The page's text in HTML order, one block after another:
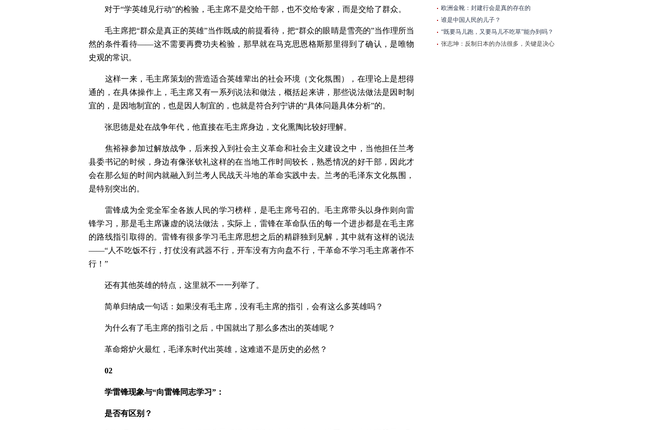
欧洲金靴：封建行会是真的存在的
谁是中国人民的儿子？
“既要马儿跑，又要马儿不吃草”能办到吗？
张志坤：反制日本的办法很多，关键是决心
对于“学英雄见行动”的检验，毛主席不是交给干部，也不交给专家，而是交给了群众。
毛主席把“群众是真正的英雄”当作既成的前提看待，把“群众的眼睛是雪亮的”当作理所当
然的条件看待——这不需要再费功夫检验，那早就在马克思恩格斯那里得到了确认，是唯物
史观的常识。
这样一来，毛主席策划的营造适合英雄辈出的社会环境（文化氛围），在理论上是想得
通的，在具体操作上，毛主席又有一系列说法和做法，概括起来讲，那些说法做法是因时制
宜的，是因地制宜的，也是因人制宜的，也就是符合列宁讲的“具体问题具体分析”的。
张思德是处在战争年代，他直接在毛主席身边，文化熏陶比较好理解。
焦裕禄参加过解放战争，后来投入到社会主义革命和社会主义建设之中，当他担任兰考
县委书记的时候，身边有像张钦礼这样的在当地工作时间较长，熟悉情况的好干部，因此才
会在那么短的时间内就融入到兰考人民战天斗地的革命实践中去。兰考的毛泽东文化氛围，
是特别突出的。
雷锋成为全党全军全各族人民的学习榜样，是毛主席号召的。毛主席带头以身作则向雷
锋学习，那是毛主席谦虚的说法做法，实际上，雷锋在革命队伍的每一个进步都是在毛主席
的路线指引取得的。雷锋有很多学习毛主席思想之后的精辟独到见解，其中就有这样的说法
——“人不吃饭不行，打仗没有武器不行，开车没有方向盘不行，干革命不学习毛主席著作不
行！”
还有其他英雄的特点，这里就不一一列举了。
简单归纳成一句话：如果没有毛主席，没有毛主席的指引，会有这么多英雄吗？
为什么有了毛主席的指引之后，中国就出了那么多杰出的英雄呢？
革命熔炉火最红，毛泽东时代出英雄，这难道不是历史的必然？
02
学雷锋现象与“向雷锋同志学习”：
是否有区别？